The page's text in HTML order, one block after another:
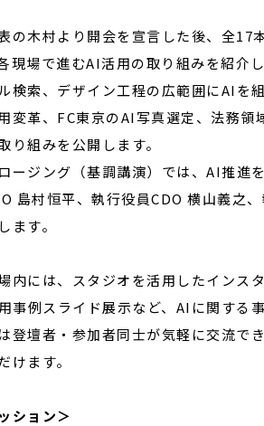
木村より開会を宣言した後、全17
現場で進むAI活用の取り組みを紹介
検索、デザイン工程の広範囲にAIを
変革、FC東京のAI写真選定、法務
り組みを公開します。
ジング（基調講演）では、AI推進
島村恒平、執行役員CDO 横山義之
ます。
には、スタジオを活用したインス
事例スライド展示など、AIに関する
登壇者・参加者同士が気軽に交流で
けます。
ション＞